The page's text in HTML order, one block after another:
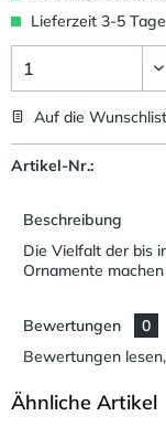
Lieferzeit 3-5 Tage
Auf die
Artikel-Nr.:
Beschreibung
Die Vielfalt der bis
Ornamente
Bewertungen
0
Bewertungen
Ähnliche Artikel